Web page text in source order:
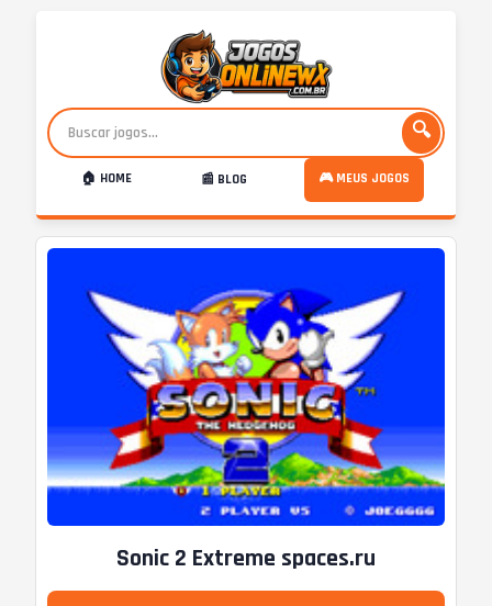
🔍
🏠 HOME 📰 BLOG 🎮 MEUS JOGOS
Sonic 2 Extreme spaces.ru